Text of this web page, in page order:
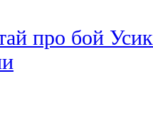
про бой